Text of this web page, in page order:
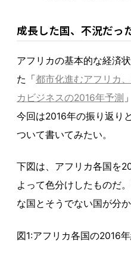
成長した国、不況だっ
アフリカの基本的な経済
た「都市化進むアフリカ
カビジネスの2016年予測
今回は2016年の振り返り
ついて書いてみたい。
下図は、アフリカ各国を
よって色分けしたものだ
な国とそうでない国が分
図1:アフリカ各国の2016